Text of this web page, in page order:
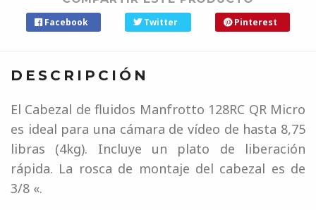
Facebook Twitter Pinterest
DESCRIPCIÓN
El Cabezal de fluidos Manfrotto 128RC QR Micro
es ideal para una cámara de vídeo de hasta 8,75
libras (4kg). Incluye un plato de liberación
rápida. La rosca de montaje del cabezal es de
3/8 «.